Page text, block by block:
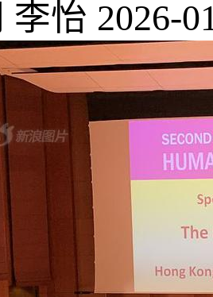
李怡 2026-